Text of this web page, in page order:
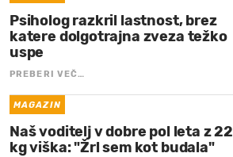
Psiholog razkril lastnost, brez
katere dolgotrajna zveza težko
uspe
PREBERI VEČ…
MAGAZIN
Naš voditelj v dobre pol leta z 22
kg viška: "Žrl sem kot budala"